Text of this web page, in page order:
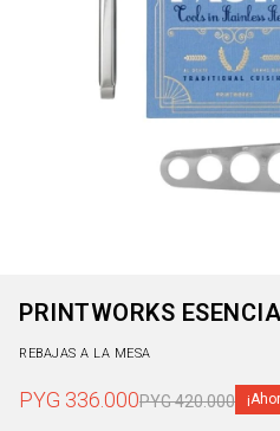
PRINTWORKS
REBAJAS A LA MESA
PYG 336.000PYG420.000